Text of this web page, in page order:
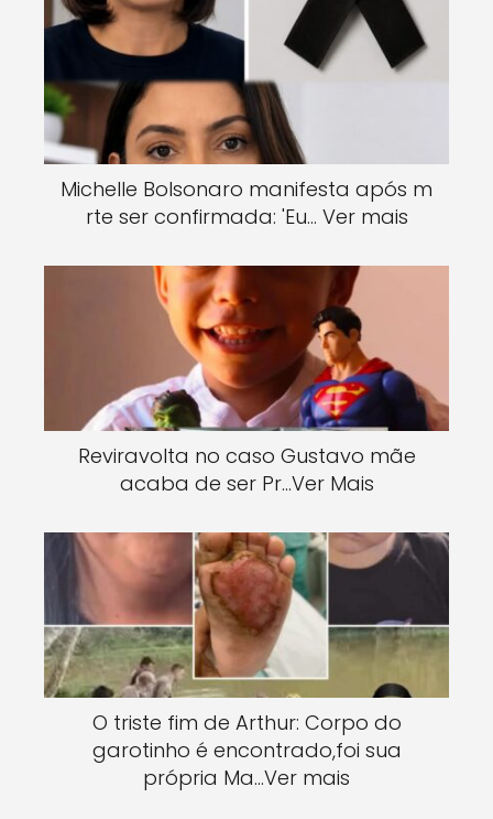
Michelle Bolsonaro manifesta após m
rte ser confirmada: 'Eu… Ver mais
Reviravolta no caso Gustavo mãe
acaba de ser Pr…Ver Mais
O triste fim de Arthur: Corpo do
garotinho é encontrado,foi sua
própria Ma…Ver mais